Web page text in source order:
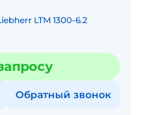
LTM 1300-6.2
Обратный звонок